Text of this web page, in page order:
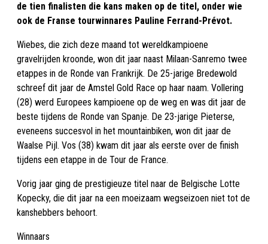
de tien finalisten die kans maken op de titel, onder wie
ook de Franse tourwinnares Pauline Ferrand-Prévot.
Wiebes, die zich deze maand tot wereldkampioene
gravelrijden kroonde, won dit jaar naast Milaan-Sanremo twee
etappes in de Ronde van Frankrijk. De 25-jarige Bredewold
schreef dit jaar de Amstel Gold Race op haar naam. Vollering
(28) werd Europees kampioene op de weg en was dit jaar de
beste tijdens de Ronde van Spanje. De 23-jarige Pieterse,
eveneens succesvol in het mountainbiken, won dit jaar de
Waalse Pijl. Vos (38) kwam dit jaar als eerste over de finish
tijdens een etappe in de Tour de France.
Vorig jaar ging de prestigieuze titel naar de Belgische Lotte
Kopecky, die dit jaar na een moeizaam wegseizoen niet tot de
kanshebbers behoort.
Winnaars